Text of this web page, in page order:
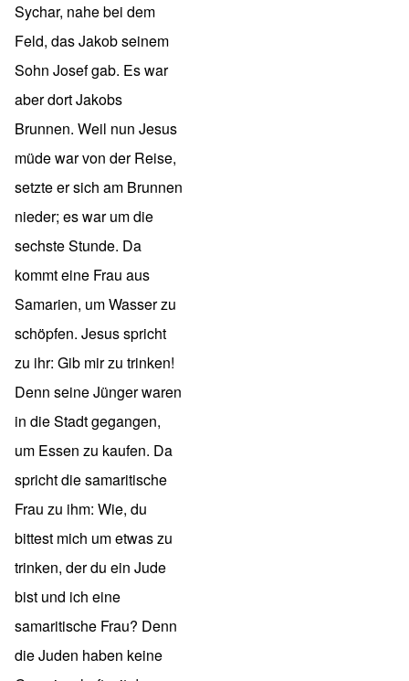
Sychar, nahe bei dem
Feld, das Jakob seinem
Sohn Josef gab. Es war
aber dort Jakobs
Brunnen. Weil nun Jesus
müde war von der Reise,
setzte er sich am Brunnen
nieder; es war um die
sechste Stunde. Da
kommt eine Frau aus
Samarien, um Wasser zu
schöpfen. Jesus spricht
zu ihr: Gib mir zu trinken!
Denn seine Jünger waren
in die Stadt gegangen,
um Essen zu kaufen. Da
spricht die samaritische
Frau zu ihm: Wie, du
bittest mich um etwas zu
trinken, der du ein Jude
bist und ich eine
samaritische Frau? Denn
die Juden haben keine